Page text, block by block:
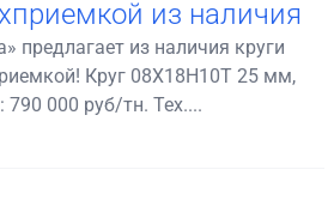
из наличия
предлагает из наличия круги
Круг 08Х18Н10Т 25 мм,
790 000 руб/тн. Тех....